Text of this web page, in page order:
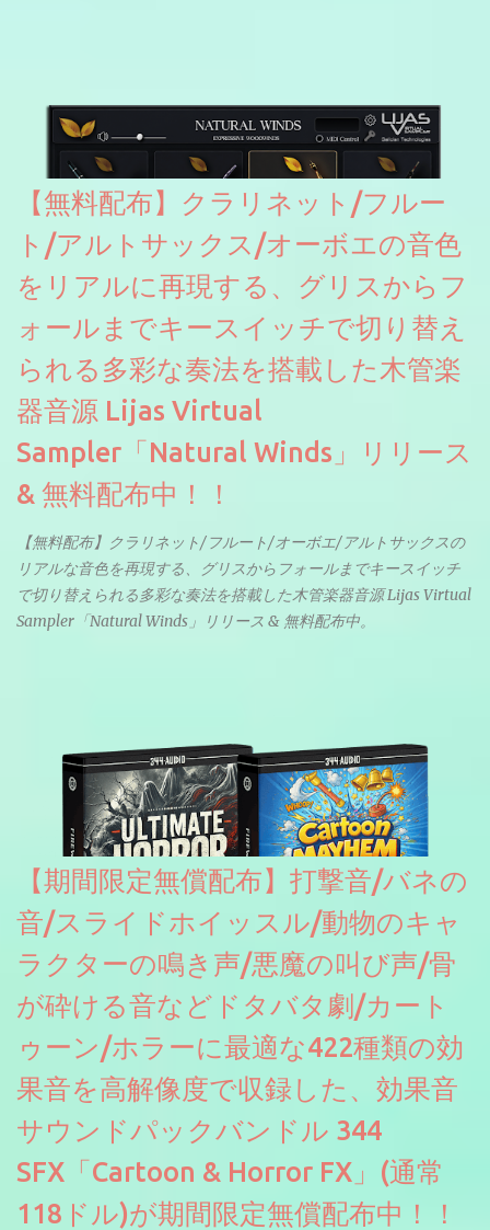
ソースを元に設計・改良した製品のようです。
【無料配布】クラリネット/フルー
ト/アルトサックス/オーボエの音色
をリアルに再現する、グリスからフ
ォールまでキースイッチで切り替え
られる多彩な奏法を搭載した木管楽
器音源 Lijas Virtual
Sampler「Natural Winds」リリース
& 無料配布中！！
【無料配布】クラリネット/フルート/オーボエ/アルトサックスの
リアルな音色を再現する、グリスからフォールまでキースイッチ
で切り替えられる多彩な奏法を搭載した木管楽器音源 Lijas Virtual
Sampler「Natural Winds」リリース & 無料配布中。
【期間限定無償配布】打撃音/バネの
音/スライドホイッスル/動物のキャ
ラクターの鳴き声/悪魔の叫び声/骨
が砕ける音などドタバタ劇/カート
ゥーン/ホラーに最適な422種類の効
果音を高解像度で収録した、効果音
サウンドパックバンドル 344
SFX「Cartoon & Horror FX」(通常
118ドル)が期間限定無償配布中！！